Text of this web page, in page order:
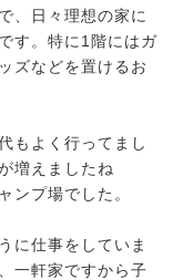
、日々理想の家に
す。特に1階にはガ
ズなどを置けるお
もよく行ってまし
増えましたね
ンプ場でした。
に仕事をしていま
一軒家ですから子